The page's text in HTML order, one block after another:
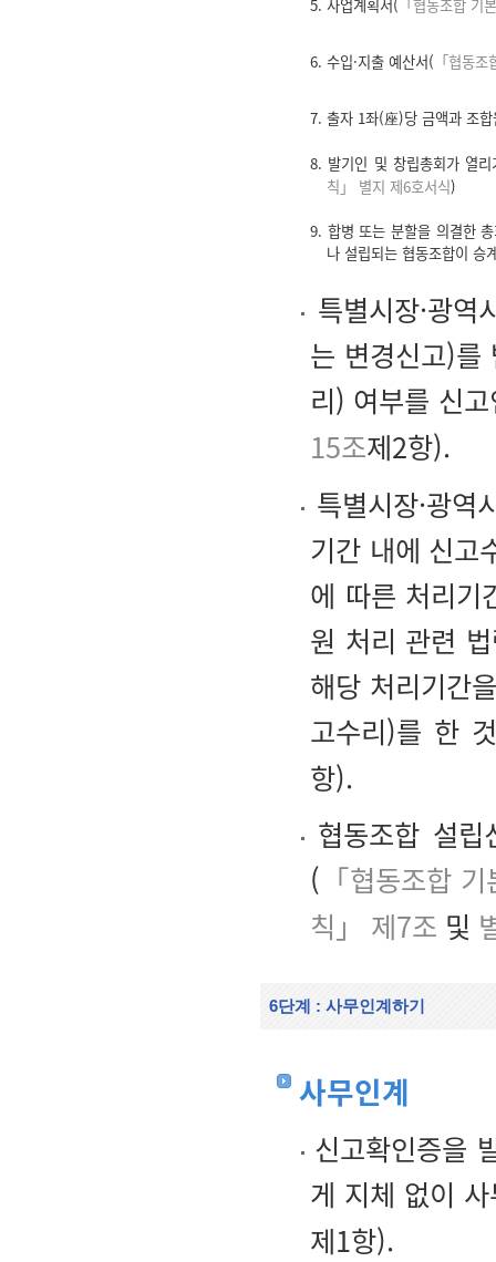
5. 사업계획서( 「협동조합 기
6. 수입·지출 예산서( 「협동
7. 출자 1좌(座)당 금액과 조
8. 발기인 및 창립총회가 열
칙」 별지 제6호서식)
9. 합병 또는 분할을 의결한
나 설립되는 협동조합이 승
특별시장·광역
는 변경신고)를
리) 여부를 신
15조제2항).
특별시장·광역
기간 내에 신고
에 따른 처리기
원 처리 관련
해당 처리기간
고수리)를 한
항).
협동조합 설
( 「협동조합
칙」 제7조 및
6단계 : 사무인계하기
사무인계
신고확인증을
게 지체 없이
제1항).